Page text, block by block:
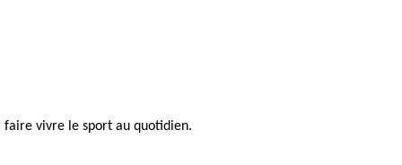
faire vivre le sport au quotidien.